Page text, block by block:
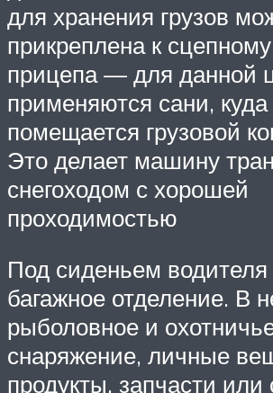
для хранения грузов
прикреплена к
прицепа — для данной
применяются сани, куда
помещается грузовой
Это делает машину
снегоходом с хорошей
проходимостью
Под сиденьем
багажное отделение. В
рыболовное и
снаряжение, личные
продукты, запчасти или